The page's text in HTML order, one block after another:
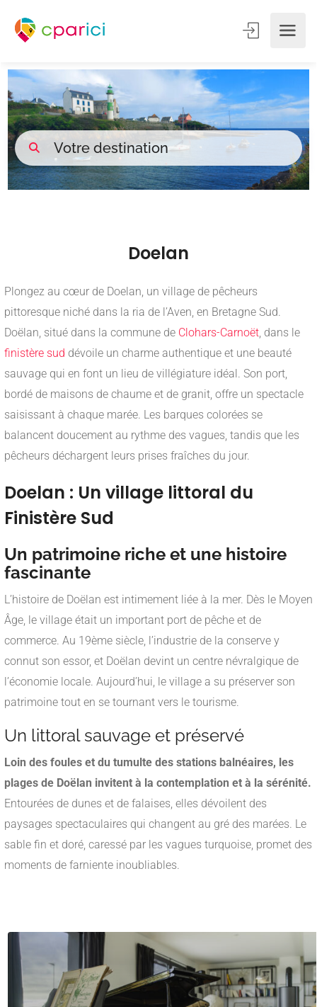
Doelan
Plongez au cœur de Doelan, un village de pêcheurs
pittoresque niché dans la ria de l’Aven, en Bretagne Sud.
Doëlan, situé dans la commune de Clohars-Carnoët, dans le
finistère sud dévoile un charme authentique et une beauté
sauvage qui en font un lieu de villégiature idéal. Son port,
bordé de maisons de chaume et de granit, offre un spectacle
saisissant à chaque marée. Les barques colorées se
balancent doucement au rythme des vagues, tandis que les
pêcheurs déchargent leurs prises fraîches du jour.
Doelan : Un village littoral du
Finistère Sud
Un patrimoine riche et une histoire
fascinante
L’histoire de Doëlan est intimement liée à la mer. Dès le Moyen
Âge, le village était un important port de pêche et de
commerce. Au 19ème siècle, l’industrie de la conserve y
connut son essor, et Doëlan devint un centre névralgique de
l’économie locale. Aujourd’hui, le village a su préserver son
patrimoine tout en se tournant vers le tourisme.
Un littoral sauvage et préservé
Loin des foules et du tumulte des stations balnéaires, les
plages de Doëlan invitent à la contemplation et à la sérénité.
Entourées de dunes et de falaises, elles dévoilent des
paysages spectaculaires qui changent au gré des marées. Le
sable fin et doré, caressé par les vagues turquoise, promet des
moments de farniente inoubliables.